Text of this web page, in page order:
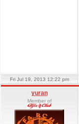
Fri Jul 19, 2013 12:22 pm
yuran
Member of